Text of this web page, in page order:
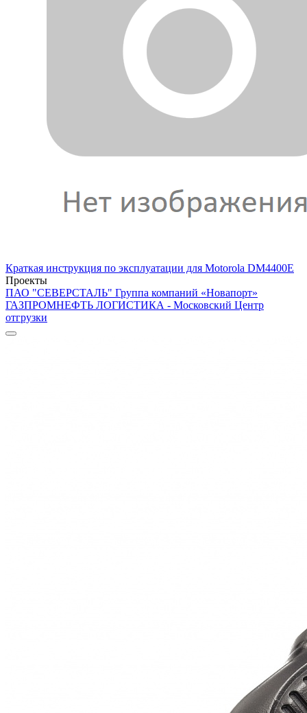
Краткая инструкция по эксплуатации для Motorola DM4400E
Проекты
ПАО "СЕВЕРСТАЛЬ" Группа компаний «Новапорт»
ГАЗПРОМНЕФТЬ ЛОГИСТИКА - Московский Центр
отгрузки